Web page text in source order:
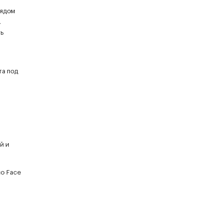
под
и
Face